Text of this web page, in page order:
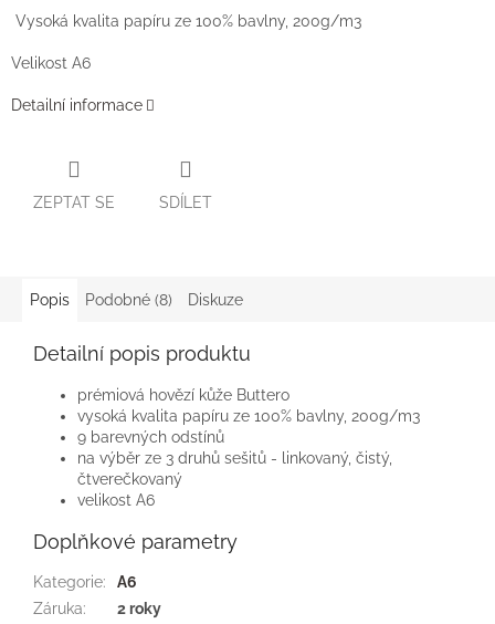
Vysoká kvalita papíru ze 100% bavlny, 200g/m3
Velikost A6
Detailní informace
ZEPTAT SE SDÍLET
Popis Podobné (8) Diskuze
Detailní popis produktu
prémiová hovězí kůže Buttero
vysoká kvalita papíru ze 100% bavlny, 200g/m3
9 barevných odstínů
na výběr ze 3 druhů sešitů - linkovaný, čistý,
čtverečkovaný
velikost A6
Doplňkové parametry
Kategorie:
A6
Záruka: 2 roky